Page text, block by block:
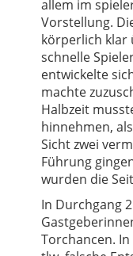
allem im
Vorstellung.
körperlich klar
schnelle
entwickelte
machte
Halbzeit
hinnehmen,
Sicht zwei
Führung
wurden die
In Durchgang
Torchancen.